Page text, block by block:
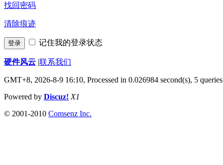
找回密码
清除痕迹
登录 记住我的登录状态
硬件风云 |联系我们
GMT+8, 2026-8-9 16:10, Processed in 0.026984 second(s), 5 queries
Powered by Discuz! X1
© 2001-2010 Comsenz Inc.